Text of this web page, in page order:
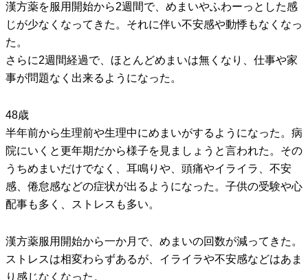
漢方薬を服用開始から2週間で、めまいやふわーっとした感
じが少なくなってきた。それに伴い不安感や動悸もなくなっ
た。
さらに2週間経過で、ほとんどめまいは無くなり、仕事や家
事が問題なく出来るようになった。
48歳
半年前から生理前や生理中にめまいがするようになった。病
院にいくと更年期だから様子を見ましょうと言われた。その
うちめまいだけでなく、耳鳴りや、頭痛やイライラ、不安
感、倦怠感などの症状が出るようになった。子供の受験や心
配事も多く、ストレスも多い。
漢方薬服用開始から一か月で、めまいの回数が減ってきた。
ストレスは相変わらずあるが、イライラや不安感などはあま
り感じなくなった。